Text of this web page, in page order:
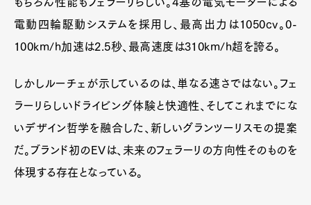
もちろん性能もフェラーリらしい。4基の電気モーターによる
電動四輪駆動システムを採用し、最高出力は1050cv。0-
100km/h加速は2.5秒、最高速度は310km/h超を誇る。
しかしルーチェが示しているのは、単なる速さではない。フェ
ラーリらしいドライビング体験と快適性、そしてこれまでにな
いデザイン哲学を融合した、新しいグランツーリスモの提案
だ。ブランド初のEVは、未来のフェラーリの方向性そのものを
体現する存在となっている。